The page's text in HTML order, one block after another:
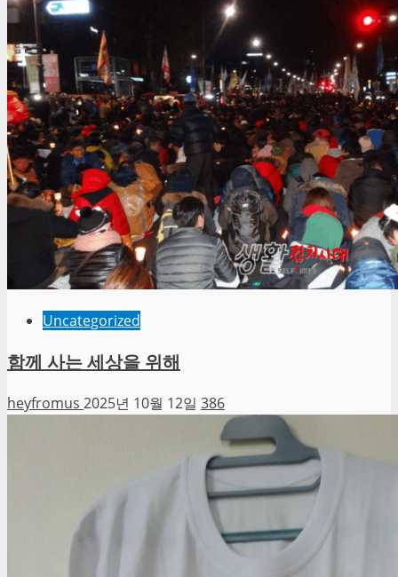
Uncategorized
함께 사는 세상을 위해
heyfromus 2025년 10월 12일 386